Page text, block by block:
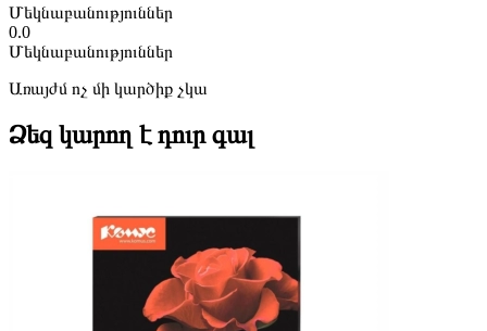
Մեկնաբանություններ
0.0
Մեկնաբանություններ
Առայժմ ոչ մի կարծիք չկա
Ձեզ կարող է դուր գալ